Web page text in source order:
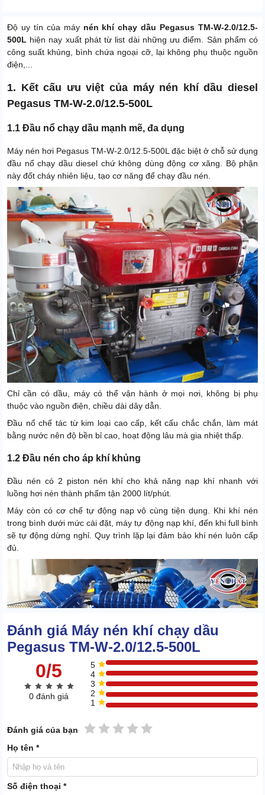
Độ uy tín của máy nén khí chạy dầu Pegasus TM-W-2.0/12.5-
500L hiện nay xuất phát từ list dài những ưu điểm. Sản phẩm có
công suất khủng, bình chứa ngoại cỡ, lại không phụ thuộc nguồn
điện,...
1. Kết cấu ưu việt của máy nén khí dầu diesel
Pegasus TM-W-2.0/12.5-500L
1.1 Đầu nổ chạy dầu mạnh mẽ, đa dụng
Máy nén hơi Pegasus TM-W-2.0/12.5-500L đặc biệt ở chỗ sử dụng
đầu nổ chạy dầu diesel chứ không dùng động cơ xăng. Bộ phận
này đốt cháy nhiên liệu, tạo cơ năng để chạy đầu nén.
Chỉ cần có dầu, máy có thể vận hành ở mọi nơi, không bị phụ
thuộc vào nguồn điện, chiều dài dây dẫn.
Đầu nổ chế tác từ kim loại cao cấp, kết cấu chắc chắn, làm mát
bằng nước nên độ bền bỉ cao, hoạt động lâu mà gia nhiệt thấp.
1.2 Đầu nén cho áp khí khủng
Đầu nén có 2 piston nén khí cho khả năng nạp khí nhanh với
luồng hơi nén thành phẩm tận 2000 lít/phút.
Máy còn có cơ chế tự động nạp vô cùng tiện dụng. Khi khí nén
trong bình dưới mức cài đặt, máy tự động nạp khí, đến khi full bình
sẽ tự động dừng nghỉ. Quy trình lặp lại đảm bảo khí nén luôn cấp
đủ.
Đánh giá Máy nén khí chạy dầu
Pegasus TM-W-2.0/12.5-500L
0/5
0 đánh giá
5
4
3
2
1
Đánh giá của bạn 5 sao
4 sao
3 sao
2 sao
1 sao
Họ tên *
Số điện thoại *